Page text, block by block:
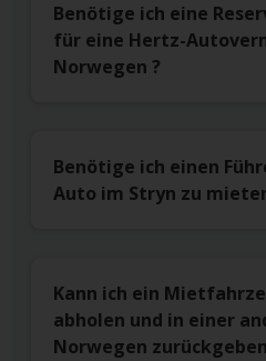
Benötige ich eine
für eine Hertz-
Norwegen ?
Benötige ich einen
Auto im Stryn zu
Kann ich ein
abholen und in einer
Norwegen